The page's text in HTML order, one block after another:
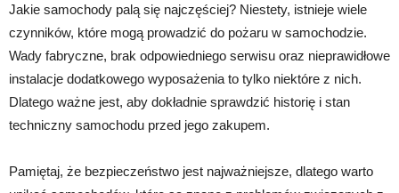
Jakie samochody palą się najczęściej? Niestety, istnieje wiele
czynników, które mogą prowadzić do pożaru w samochodzie.
Wady fabryczne, brak odpowiedniego serwisu oraz nieprawidłowe
instalacje dodatkowego wyposażenia to tylko niektóre z nich.
Dlatego ważne jest, aby dokładnie sprawdzić historię i stan
techniczny samochodu przed jego zakupem.
Pamiętaj, że bezpieczeństwo jest najważniejsze, dlatego warto